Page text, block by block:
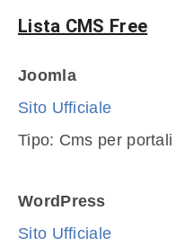
Lista CMS Free
Joomla
Sito Ufficiale
Tipo: Cms per portali
WordPress
Sito Ufficiale